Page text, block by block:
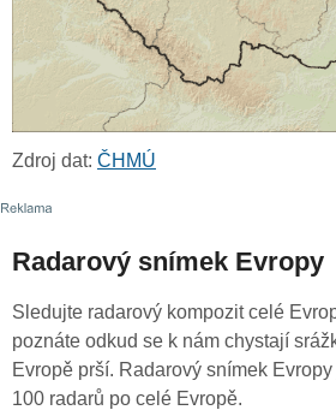
Zdroj dat: ČHMÚ
Radarový snímek Evropy
Sledujte radarový kompozit celé
poznáte odkud se k nám chystají
Evropě prší. Radarový snímek
100 radarů po celé Evropě.